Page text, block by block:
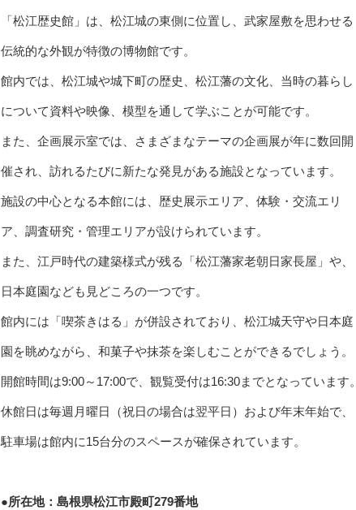
「松江歴史館」は、松江城の東側に位置し、武家屋敷を思わせる
伝統的な外観が特徴の博物館です。
館内では、松江城や城下町の歴史、松江藩の文化、当時の暮らし
について資料や映像、模型を通して学ぶことが可能です。
また、企画展示室では、さまざまなテーマの企画展が年に数回開
催され、訪れるたびに新たな発見がある施設となっています。
施設の中心となる本館には、歴史展示エリア、体験・交流エリ
ア、調査研究・管理エリアが設けられています。
また、江戸時代の建築様式が残る「松江藩家老朝日家長屋」や、
日本庭園なども見どころの一つです。
館内には「喫茶きはる」が併設されており、松江城天守や日本庭
園を眺めながら、和菓子や抹茶を楽しむことができるでしょう。
開館時間は9:00～17:00で、観覧受付は16:30までとなっています。
休館日は毎週月曜日（祝日の場合は翌平日）および年末年始で、
駐車場は館内に15台分のスペースが確保されています。
●所在地：島根県松江市殿町279番地